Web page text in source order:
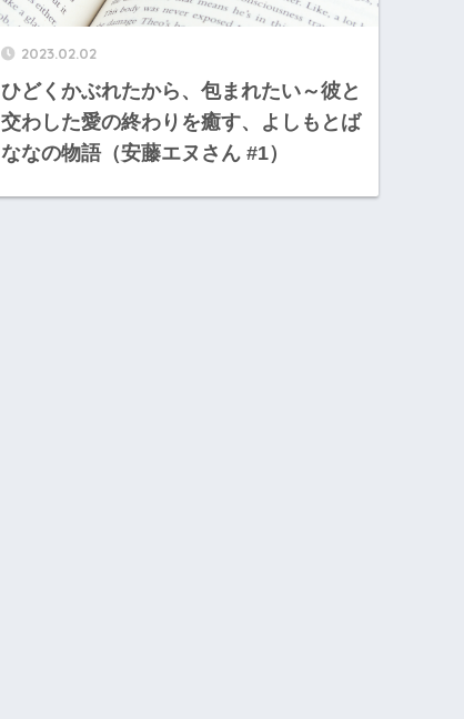
2023.02.02
ひどくかぶれたから、包まれたい～彼と
交わした愛の終わりを癒す、よしもとば
ななの物語（安藤エヌさん #1）